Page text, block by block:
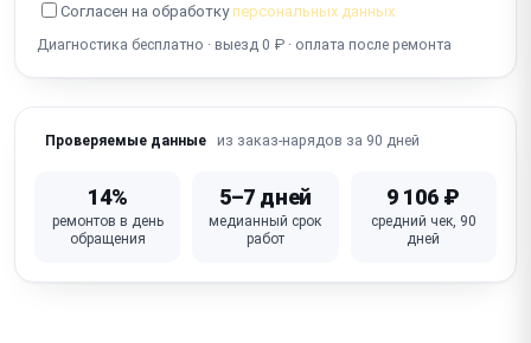
Согласен на обработку персональных данных
Диагностика бесплатно · выезд 0 ₽ · оплата после ремонта
Проверяемые данные из заказ-нарядов за 90 дней
14%
ремонтов в день
обращения
5–7 дней
медианный срок
работ
9 106 ₽
средний чек, 90
дней